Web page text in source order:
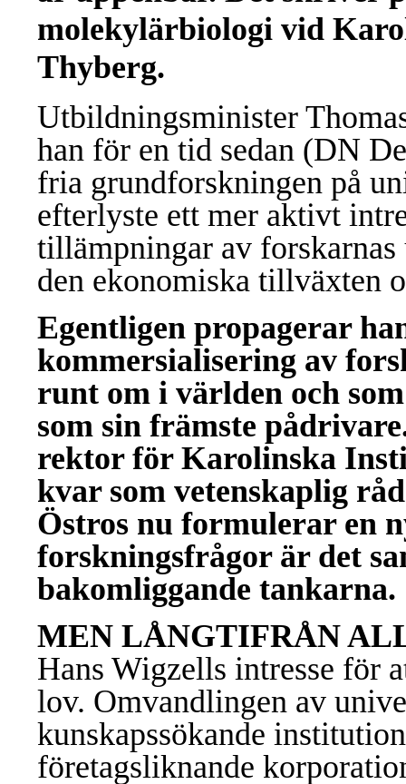
molekylärbiologi vid
Thyberg.
Utbildningsminister
han för en tid sedan (DN
fria grundforskningen på
efterlyste ett mer aktivt
tillämpningar av
den ekonomiska tillväxten
Egentligen propagerar
kommersialisering av
runt om i världen och
som sin främste
rektor för Karolinska
kvar som vetenskaplig
Östros nu formulerar en
forskningsfrågor är det
bakomliggande tankarna.
MEN LÅNGTIFRÅN
Hans Wigzells intresse för
lov. Omvandlingen av
kunskapssökande
företagsliknande